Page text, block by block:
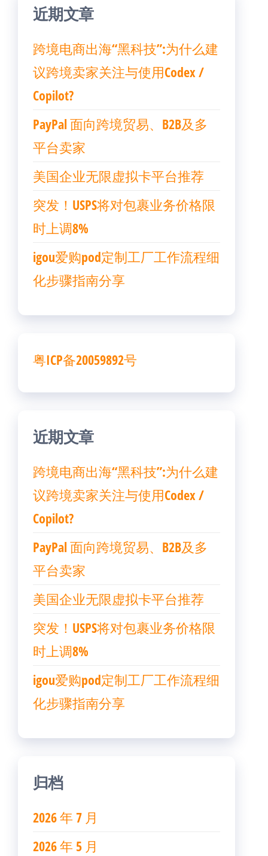
近期文章
跨境电商出海“黑科技”:为什么建
议跨境卖家关注与使用Codex /
Copilot?
PayPal 面向跨境贸易、B2B及多
平台卖家
美国企业无限虚拟卡平台推荐
突发！USPS将对包裹业务价格限
时上调8%
igou爱购pod定制工厂工作流程细
化步骤指南分享
粤ICP备20059892号
近期文章
跨境电商出海“黑科技”:为什么建
议跨境卖家关注与使用Codex /
Copilot?
PayPal 面向跨境贸易、B2B及多
平台卖家
美国企业无限虚拟卡平台推荐
突发！USPS将对包裹业务价格限
时上调8%
igou爱购pod定制工厂工作流程细
化步骤指南分享
归档
2026 年 7 月
2026 年 5 月